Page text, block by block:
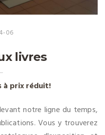
06
livres
à prix réduit!
notre ligne du temps,
Vous y trouverez